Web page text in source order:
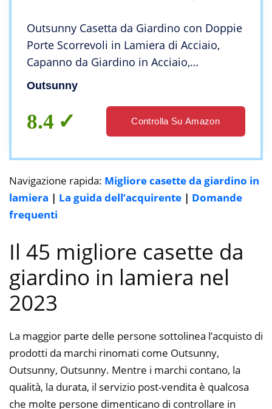
Outsunny Casetta da Giardino con Doppie
Porte Scorrevoli in Lamiera di Acciaio,
Capanno da Giardino in Acciaio,
277x195x192cm, Verde
Outsunny
8.4 Controlla Su Amazon
Navigazione rapida: Migliore casette da giardino in
lamiera | La guida dell’acquirente | Domande
frequenti
Il 45 migliore casette da
giardino in lamiera nel
2023
La maggior parte delle persone sottolinea l’acquisto di
prodotti da marchi rinomati come Outsunny,
Outsunny, Outsunny. Mentre i marchi contano, la
qualità, la durata, il servizio post-vendita è qualcosa
che molte persone dimenticano di controllare in